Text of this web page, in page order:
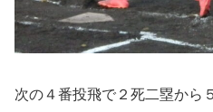
次の４番投飛で２死二塁から